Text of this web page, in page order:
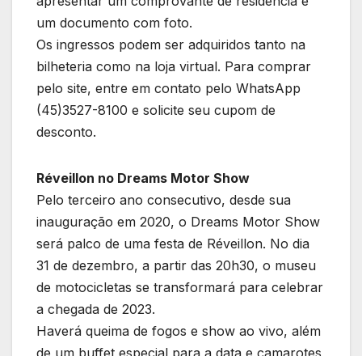
um documento com foto.
Os ingressos podem ser adquiridos tanto na
bilheteria como na loja virtual. Para comprar
pelo site, entre em contato pelo WhatsApp
(45)3527-8100 e solicite seu cupom de
desconto.
Réveillon no Dreams Motor Show
Pelo terceiro ano consecutivo, desde sua
inauguração em 2020, o Dreams Motor Show
será palco de uma festa de Réveillon. No dia
31 de dezembro, a partir das 20h30, o museu
de motocicletas se transformará para celebrar
a chegada de 2023.
Haverá queima de fogos e show ao vivo, além